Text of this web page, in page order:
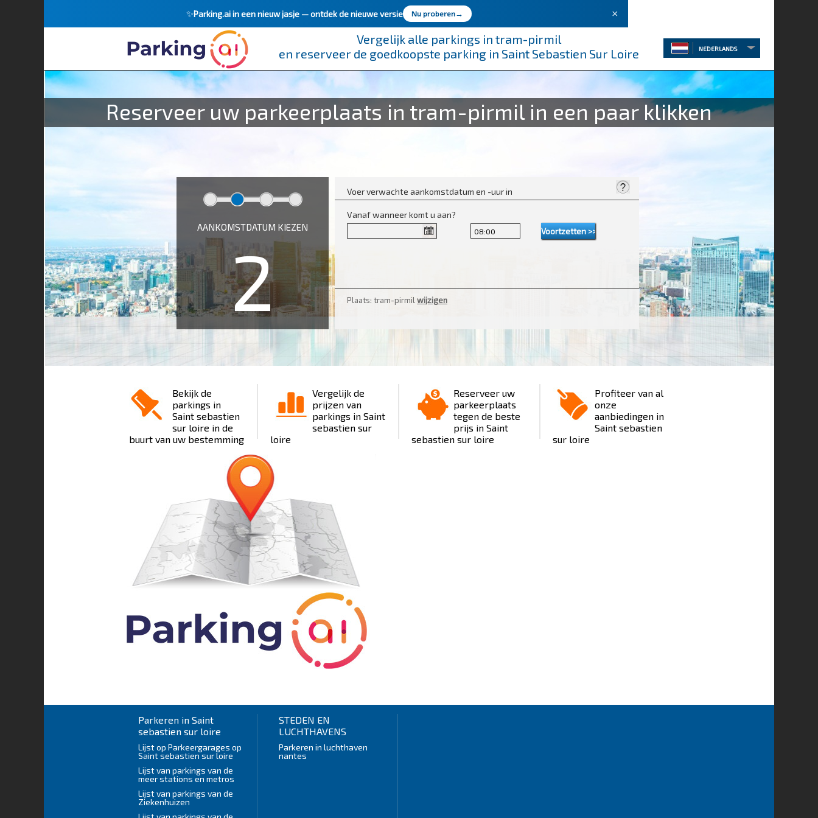
✨Parking.ai in een nieuw jasje —ontdek de nieuwe versie Nu proberen→ ×
Vergelijk alle parkings in tram-pirmil
en reserveer de goedkoopste parking in Saint Sebastien Sur Loire
NEDERLANDS
Reserveer uw parkeerplaats in tram-pirmil in een paar klikken
AANKOMSTDATUM KIEZEN
2
Voer verwachte aankomstdatum en -uur in
Vanaf wanneer komt u aan?
Plaats: tram-pirmil wijzigen
Bekijk de
parkings in
Saint sebastien
sur loire in de
buurt van uw bestemming
Vergelijk de
prijzen van
parkings in Saint
sebastien sur
loire
Reserveer uw
parkeerplaats
tegen de beste
prijs in Saint
sebastien sur loire
Profiteer van al
onze
aanbiedingen in
Saint sebastien
sur loire
Parkeren in Saint
sebastien sur loire
Lijst op Parkeergarages op
Saint sebastien sur loire
Lijst van parkings van de
meer stations en metros
Lijst van parkings van de
Ziekenhuizen
STEDEN EN
LUCHTHAVENS
Parkeren in luchthaven
nantes